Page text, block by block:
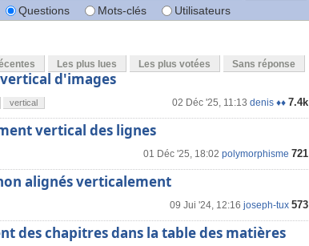
Questions Mots-clés Utilisateurs
Les plus lues Les plus votées Sans réponse
d'images
02 Déc '25, 11:13 denis ♦♦ 7.4k
vertical
vertical des lignes
01 Déc '25, 18:02 polymorphisme 721
alignés verticalement
09 Jui '24, 12:16 joseph-tux 573
des chapitres dans la table des matières